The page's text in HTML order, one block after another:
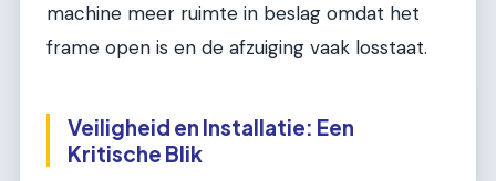
machine meer ruimte in beslag omdat het
frame open is en de afzuiging vaak losstaat.
Veiligheid en Installatie: Een
Kritische Blik